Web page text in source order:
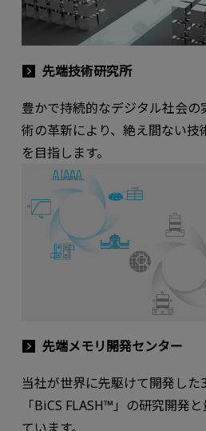
先端技術研究所
豊かで持続的なデジタル社会
術の革新により、絶え間ない技
を目指します。
先端メモリ開発センター
当社が世界に先駆けて開発した
「BiCS FLASH™」の研究開発